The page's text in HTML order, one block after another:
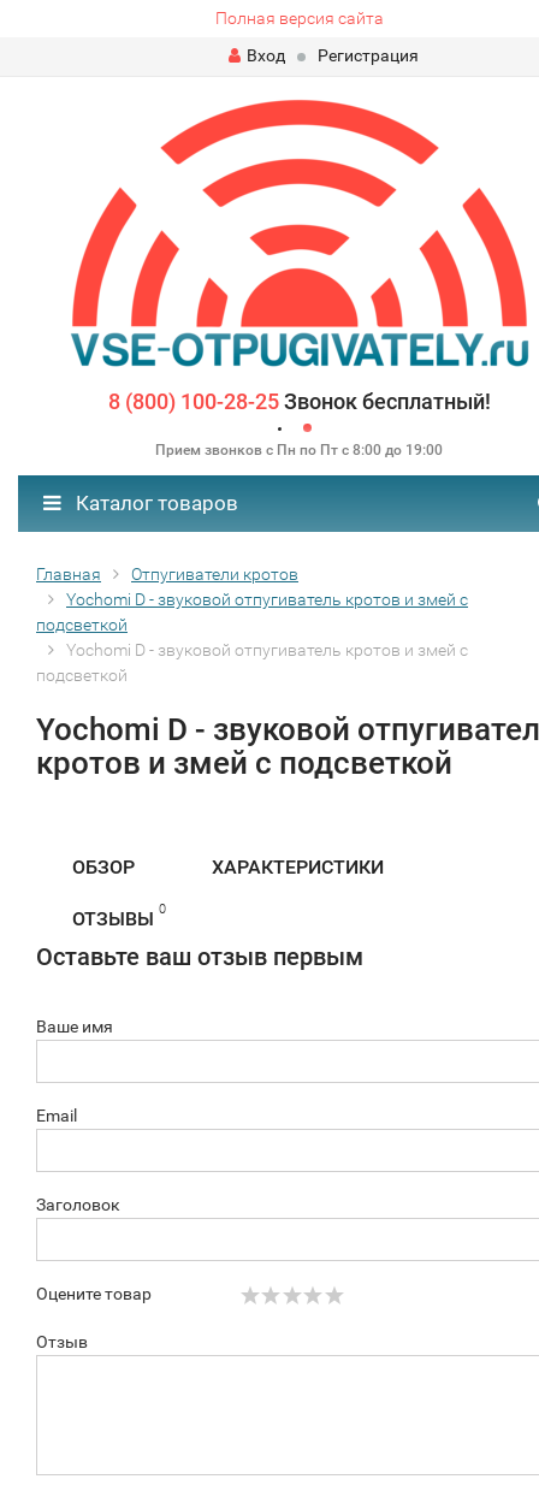
Полная версия сайта
Вход
Регистрация
8 (800) 100-28-25Звонок бесплатный!
Прием звонков с Пн по Пт с 8:00 до 19:00
Каталог товаров
Главная
Отпугиватели кротов
Yochomi D - звуковой отпугиватель кротов и змей с
подсветкой
Yochomi D - звуковой отпугиватель кротов и змей с
подсветкой
Yochomi D - звуковой
кротов и змей с подсветкой
ОБЗОР ХАРАКТЕРИСТИКИ
ОТЗЫВЫ 0
Оставьте ваш отзыв первым
Ваше имя
Email
Заголовок
Оцените товар
Отзыв